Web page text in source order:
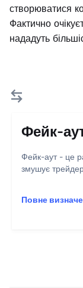
створюватися
Фактично
нададуть
Фейк-
Фейк-аут - це
змушує
Повне